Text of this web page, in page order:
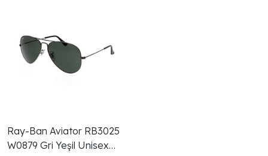
Ray-Ban Aviator RB3025
W0879 Gri Yeşil Unisex